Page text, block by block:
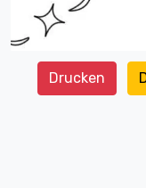
Drucken